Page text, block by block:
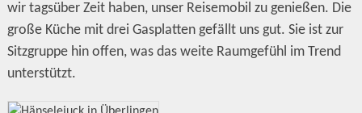
wir tagsüber Zeit haben, unser Reisemobil zu genießen. Die
große Küche mit drei Gasplatten gefällt uns gut. Sie ist zur
Sitzgruppe hin offen, was das weite Raumgefühl im Trend
unterstützt.